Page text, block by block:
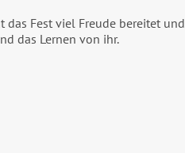
Fest viel Freude bereitet
das Lernen von ihr.